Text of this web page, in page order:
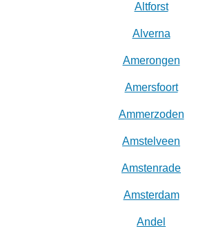
Altforst
Alverna
Amerongen
Amersfoort
Ammerzoden
Amstelveen
Amstenrade
Amsterdam
Andel